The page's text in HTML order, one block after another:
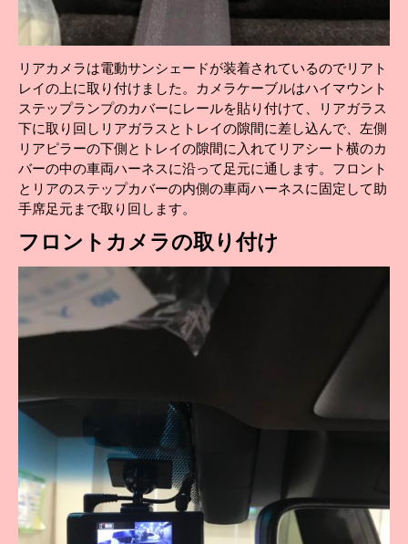
リアカメラは電動サンシェードが装着されているのでリアト
レイの上に取り付けました。カメラケーブルはハイマウント
ステップランプのカバーにレールを貼り付けて、リアガラス
下に取り回しリアガラスとトレイの隙間に差し込んで、左側
リアピラーの下側とトレイの隙間に入れてリアシート横のカ
バーの中の車両ハーネスに沿って足元に通します。フロント
とリアのステップカバーの内側の車両ハーネスに固定して助
手席足元まで取り回します。
フロントカメラの取り付け